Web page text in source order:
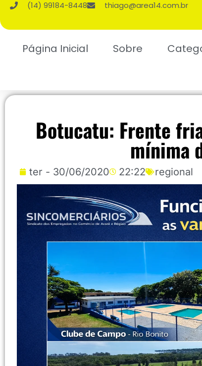
(14) 99184-8448 thiago@area14.com.br
Página Inicial Sobre
Botucatu: Frente
mínima
ter - 30/06/2020 22:22 regional